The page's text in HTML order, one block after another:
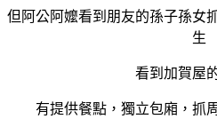
但阿公阿嬤看到朋友的孫子孫女
生
看到加賀屋
有提供餐點，獨立包廂，抓